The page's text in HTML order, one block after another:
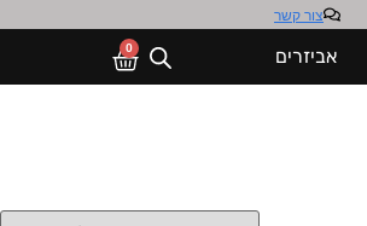
צור קשר
אביזרים 0